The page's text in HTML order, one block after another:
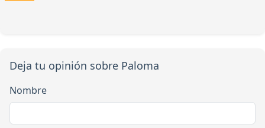
Deja tu opinión sobre Paloma
Nombre